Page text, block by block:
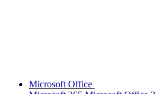
Microsoft Office